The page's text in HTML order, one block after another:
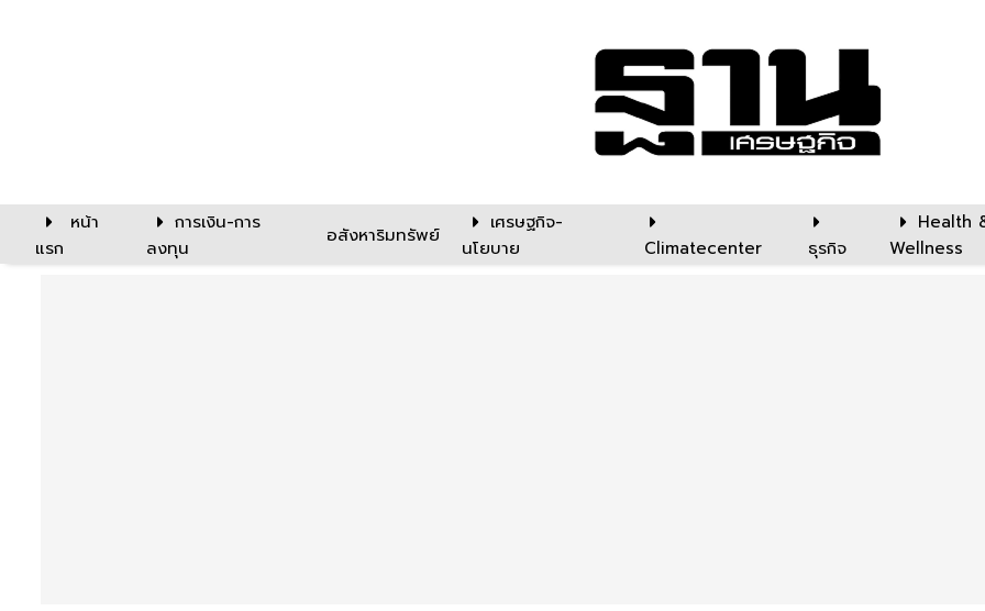
หน้า
แรก
การเงิน-การ
ลงทุน
อสังหาริมทรัพย์
เศรษฐกิจ-
นโยบาย
Climatecenter ธุรกิจ
Health
Wellness